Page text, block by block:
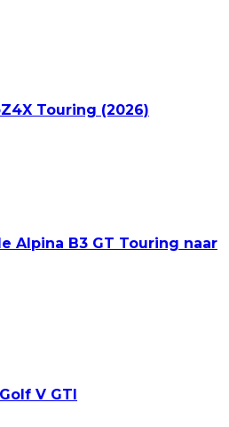
Touring (2026)
Alpina B3 GT Touring naar
V GTI